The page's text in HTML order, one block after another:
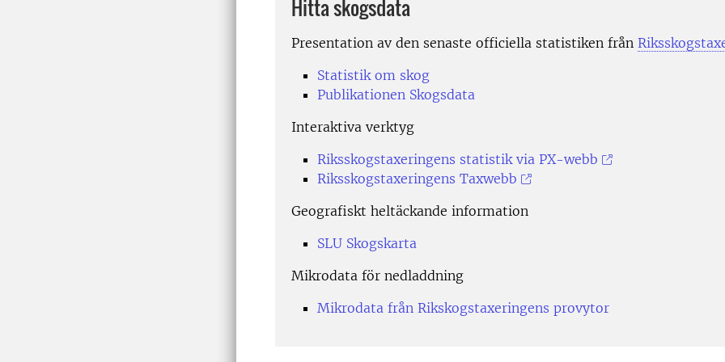
Hitta skogsdata
Presentation av den senaste officiella statistiken från
Statistik om skog
Publikationen Skogsdata
Interaktiva verktyg
Riksskogstaxeringens statistik via PX-webb
Riksskogstaxeringens Taxwebb
Geografiskt heltäckande information
SLU Skogskarta
Mikrodata för nedladdning
Mikrodata från Rikskogstaxeringens provytor